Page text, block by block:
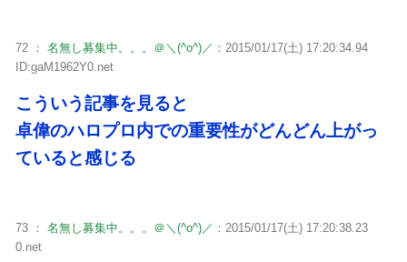
72 ： 名無し募集中。。。＠＼(^o^)／ ：2015/01/17(土) 17:20:34.94
ID:gaM1962Y0.net
こういう記事を見ると
卓偉のハロプロ内での重要性がどんどん上がっ
ていると感じる
73 ： 名無し募集中。。。＠＼(^o^)／ ：2015/01/17(土) 17:20:38.23
0.net